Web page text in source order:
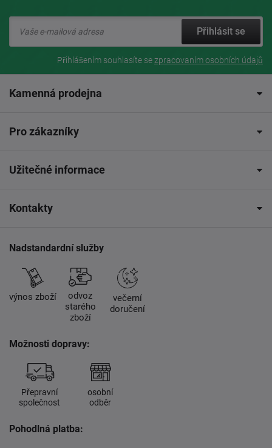
Přihlásit se
Přihlášením souhlasíte sezpracovaním osobních údajů
Kamenná prodejna
Pro zákazníky
Užitečné informace
Kontakty
Nadstandardní služby
výnos zboží
odvoz
starého
zboží
večerní
doručení
Možnosti dopravy:
Přepravní
společnost
osobní
odběr
Pohodlná platba: